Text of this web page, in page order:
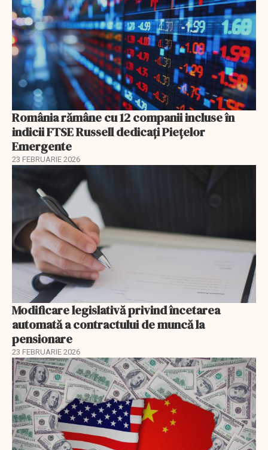
România rămâne cu 12 companii incluse în
indicii FTSE Russell dedicați Piețelor
Emergente
23 FEBRUARIE 2026
Modificare legislativă privind încetarea
automată a contractului de muncă la
pensionare
23 FEBRUARIE 2026